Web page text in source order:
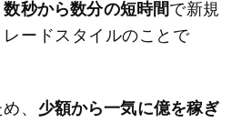
数秒から数分の短時間で新規
ードスタイルのことで
、 少額から一気に億を稼ぎ